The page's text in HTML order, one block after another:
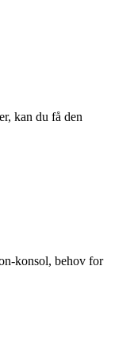
kan du få den
konsol, behov for